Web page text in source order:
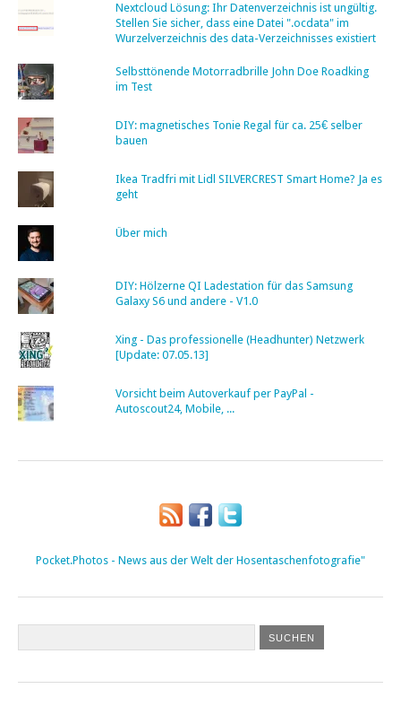
Nextcloud Lösung: Ihr Datenverzeichnis ist ungültig.
Stellen Sie sicher, dass eine Datei ".ocdata" im
Wurzelverzeichnis des data-Verzeichnisses existiert
Selbsttönende Motorradbrille John Doe Roadking
im Test
DIY: magnetisches Tonie Regal für ca. 25€ selber
bauen
Ikea Tradfri mit Lidl SILVERCREST Smart Home? Ja es
geht
Über mich
DIY: Hölzerne QI Ladestation für das Samsung
Galaxy S6 und andere - V1.0
Xing - Das professionelle (Headhunter) Netzwerk
[Update: 07.05.13]
Vorsicht beim Autoverkauf per PayPal -
Autoscout24, Mobile, ...
Pocket.Photos - News aus der Welt der Hosentaschenfotografie"